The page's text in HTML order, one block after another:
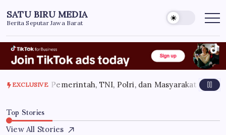
to
content
SATU BIRU MEDIA
Berita Seputar Jawa Barat
EXCLUSIVE
Sinergi Pemerintah, TNI, Polri, dan Masyarakat Jadi
Top Stories
View All Stories